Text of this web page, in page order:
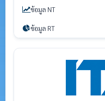
ข้อมูล NT
ข้อมูล RT